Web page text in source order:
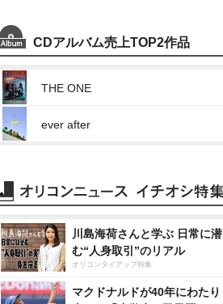
CDアルバム売上TOP2作品
THE ONE
ever after
川島海荷さんと学ぶ 日常に潜
む“人身取引”のリアル
オリコンタイアップ特集
マクドナルドが40年にわたり